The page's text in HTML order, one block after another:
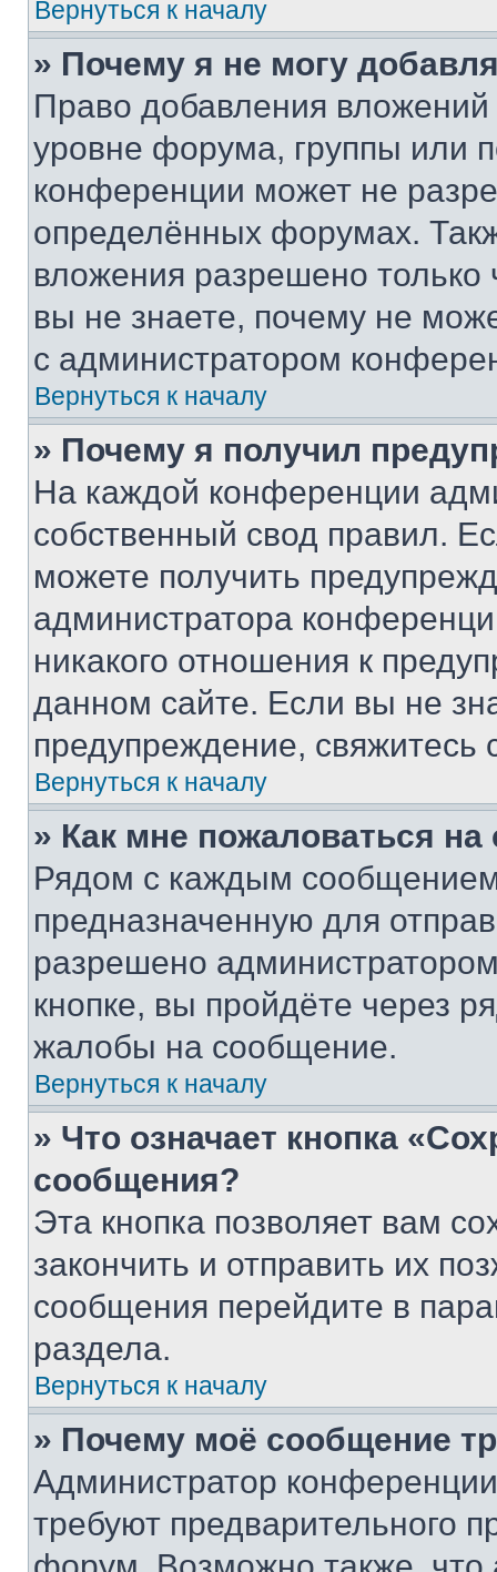
Вернуться к началу
» Почему я не могу
Право добавления
уровне форума, группы или
конференции может не
определённых форумах.
вложения разрешено
вы не знаете, почему не
с администратором
Вернуться к началу
» Почему я получил
На каждой конференции
собственный свод правил.
можете получить
администратора
никакого отношения к
данном сайте. Если вы не
предупреждение,
Вернуться к началу
» Как мне пожаловаться
Рядом с каждым сообщением
предназначенную для
разрешено
кнопке, вы пройдёте через
жалобы на сообщение.
Вернуться к началу
» Что означает кнопка
сообщения?
Эта кнопка позволяет вам
закончить и отправить их
сообщения перейдите в
раздела.
Вернуться к началу
» Почему моё сообщение
Администратор
требуют предварительного